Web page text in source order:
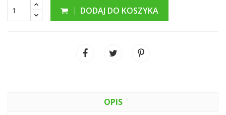
DODAJ DO KOSZYKA
OPIS